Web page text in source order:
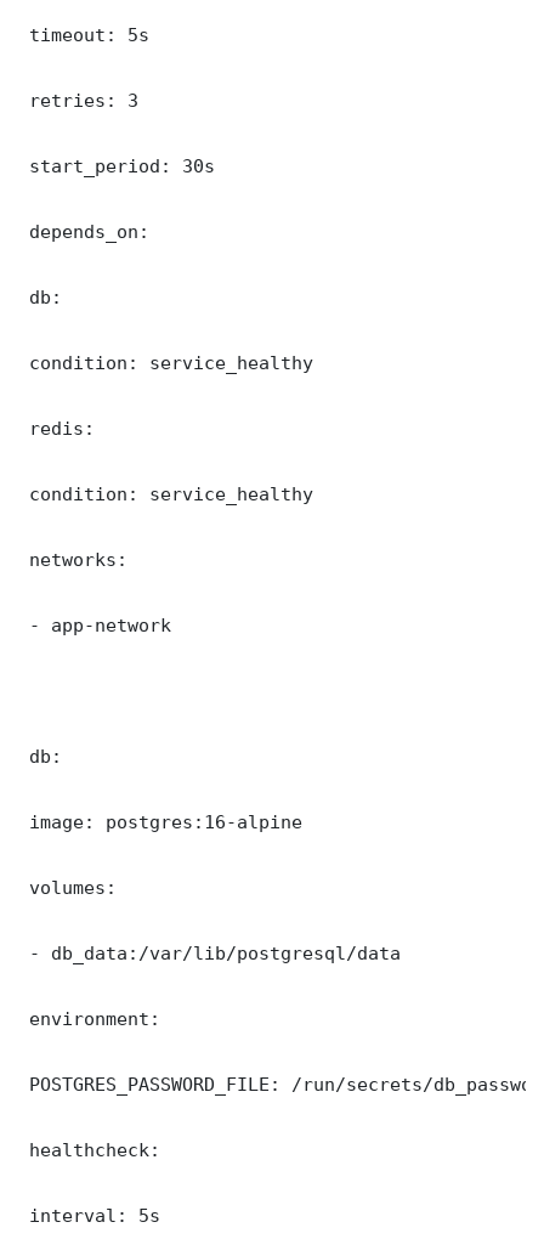
timeout: 5s
retries: 3
start_period: 30s
depends_on:
db:
condition: service_healthy
redis:
condition: service_healthy
networks:
- app-network
db:
image: postgres:16-alpine
volumes:
- db_data:/var/lib/postgresql/data
environment:
POSTGRES_PASSWORD_FILE: /run/secrets/
healthcheck:
interval: 5s